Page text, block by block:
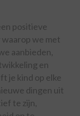
positieve
we met
aanbieden,
en
je kind op elke
dingen uit
te zijn,